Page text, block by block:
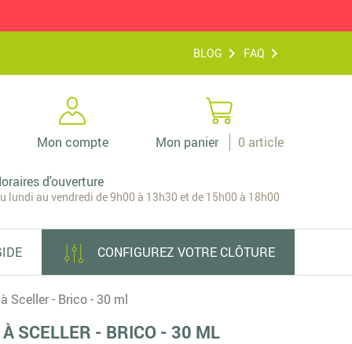
BLOG FAQ
Mon panier 0 article
Mon compte
d'ouverture
lundi au vendredi de 9h00 à 13h30 et de 15h00 à 18h00
CONFIGUREZ VOTRE CLÔTURE
Sceller - Brico - 30 ml
SCELLER - BRICO - 30 ML